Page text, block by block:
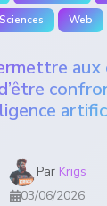
Sciences
Web
aux
Par Krigs
03/06/2026